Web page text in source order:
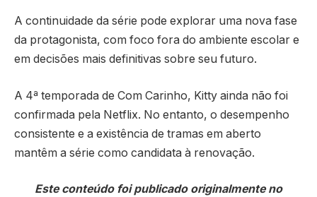
A continuidade da série pode explorar uma nova fase
da protagonista, com foco fora do ambiente escolar e
em decisões mais definitivas sobre seu futuro.
A 4ª temporada de Com Carinho, Kitty ainda não foi
confirmada pela Netflix. No entanto, o desempenho
consistente e a existência de tramas em aberto
mantêm a série como candidata à renovação.
Este conteúdo foi publicado originalmente no